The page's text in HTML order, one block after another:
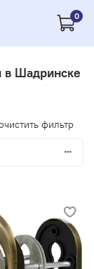
0
в Шадринске
фильтр